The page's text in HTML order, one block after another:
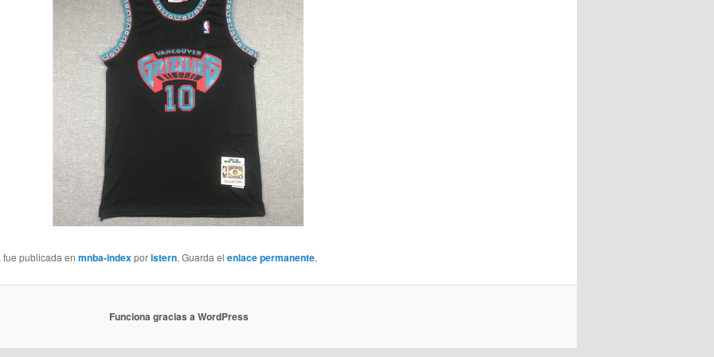
fue publicada en mnba-indexporistern. Guarda el enlace permanente.
Funciona gracias a WordPress